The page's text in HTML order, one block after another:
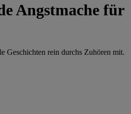
Angstmache für
Geschichten rein durchs Zuhören mit.